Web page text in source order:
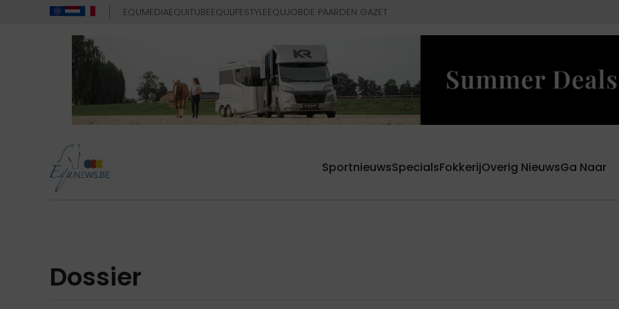
EQUMEDIAEQUITUBEEQULIFESTYLEEQUJOBDE PAARDEN GAZET
SportnieuwsSpecialsFokkerijOverig NieuwsGa Naar
dossier